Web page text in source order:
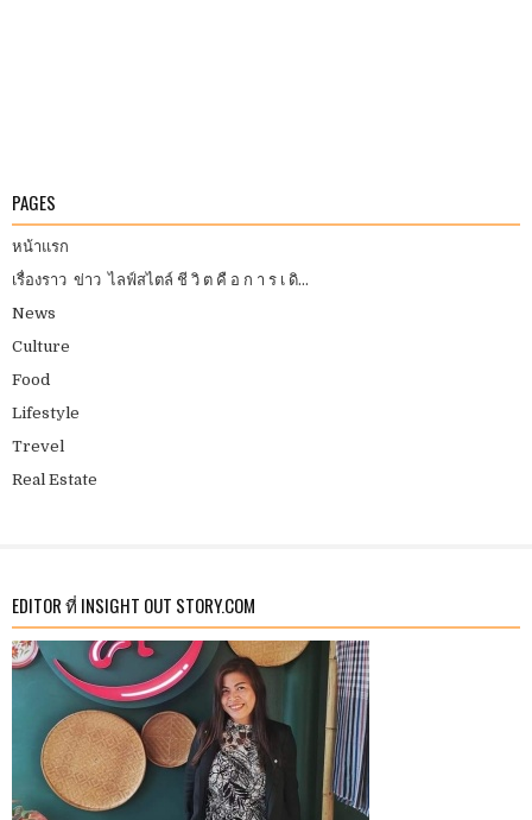
PAGES
หน้าแรก
เรื่องราว ข่าว ไลฟ์สไตล์ ชี วิ ต คื อ ก า ร เ ดิ...
News
Culture
Food
Lifestyle
Trevel
Real Estate
EDITOR ที่ INSIGHT OUT STORY.COM